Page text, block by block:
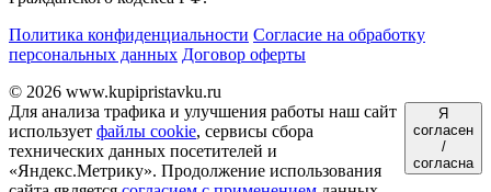
Политика конфиденциальности Согласие на обработку
персональных данных Договор оферты
© 2026 www.kupipristavku.ru
Для анализа трафика и улучшения работы наш сайт
использует файлы cookie, сервисы сбора
технических данных посетителей и
«Яндекс.Метрику». Продолжение использования
Я
согласен
/
согласна